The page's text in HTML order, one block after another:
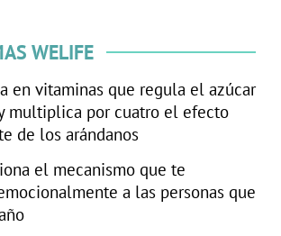
WELIFE
en vitaminas que regula el azúcar
multiplica por cuatro el efecto
de los arándanos
el mecanismo que te
a las personas que